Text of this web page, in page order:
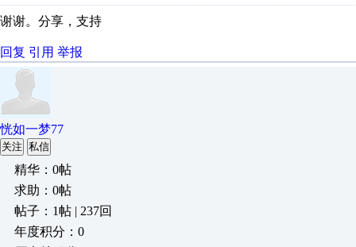
谢谢。分享，支持
回复 引用 举报
恍如一梦77
关注 私信
精华：0帖
求助：0帖
帖子：1帖 | 237回
年度积分：0